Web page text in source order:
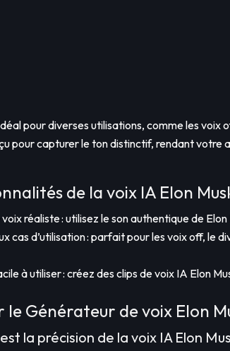
pour diverses utilisations, comme les voix
pour capturer le ton distinctif, rendant votre
de la voix IA Elon
réaliste : utilisez le son authentique de Elon
cas d’utilisation : parfait pour les voix off, le
à utiliser : créez des clips de voix IA Elon
le Générateur de voix Elon
la précision de la voix IA Elon